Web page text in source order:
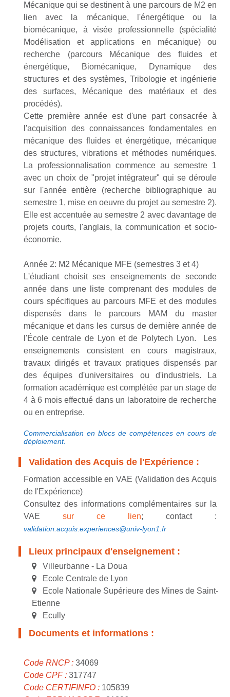
Mécanique qui se destinent à une parcours de M2 en
lien avec la mécanique, l'énergétique ou la
biomécanique, à visée professionnelle (spécialité
Modélisation et applications en mécanique) ou
recherche (parcours Mécanique des fluides et
énergétique, Biomécanique, Dynamique des
structures et des systèmes, Tribologie et ingénierie
des surfaces, Mécanique des matériaux et des
procédés).
Cette première année est d'une part consacrée à
l'acquisition des connaissances fondamentales en
mécanique des fluides et énergétique, mécanique
des structures, vibrations et méthodes numériques.
La professionnalisation commence au semestre 1
avec un choix de "projet intégrateur" qui se déroule
sur l'année entière (recherche bibliographique au
semestre 1, mise en oeuvre du projet au semestre 2).
Elle est accentuée au semestre 2 avec davantage de
projets courts, l'anglais, la communication et socio-
économie.
Année 2: M2 Mécanique MFE (semestres 3 et 4)
L'étudiant choisit ses enseignements de seconde
année dans une liste comprenant des modules de
cours spécifiques au parcours MFE et des modules
dispensés dans le parcours MAM du master
mécanique et dans les cursus de dernière année de
l'École centrale de Lyon et de Polytech Lyon. Les
enseignements consistent en cours magistraux,
travaux dirigés et travaux pratiques dispensés par
des équipes d'universitaires ou d'industriels. La
formation académique est complétée par un stage de
4 à 6 mois effectué dans un laboratoire de recherche
ou en entreprise.
Commercialisation en blocs de compétences en cours de
déploiement.
Validation des Acquis de l'Expérience :
Formation accessible en VAE (Validation des Acquis
de l'Expérience)
Consultez des informations complémentaires sur la
VAE sur ce lien; contact :
validation.acquis.experiences@univ-lyon1.fr
Lieux principaux d'enseignement :
Villeurbanne - La Doua
Ecole Centrale de Lyon
Ecole Nationale Supérieure des Mines de Saint-
Etienne
Ecully
Documents et informations :
Code RNCP : 34069
Code CPF : 317747
Code CERTIFINFO : 105839